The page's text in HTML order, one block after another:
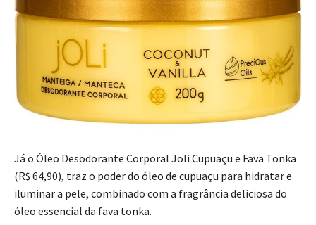
Já o Óleo Desodorante Corporal Joli Cupuaçu e Fava Tonka
(R$ 64,90), traz o poder do óleo de cupuaçu para hidratar e
iluminar a pele, combinado com a fragrância deliciosa do
óleo essencial da fava tonka.